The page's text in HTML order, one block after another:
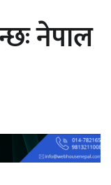
नेपाल